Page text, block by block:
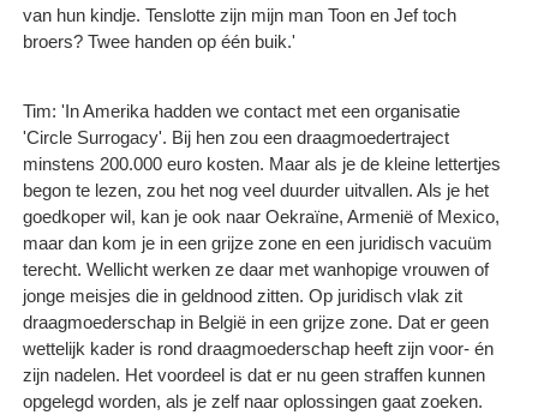
van hun kindje. Tenslotte zijn mijn man Toon en Jef toch
broers? Twee handen op één buik.'
Tim: 'In Amerika hadden we contact met een organisatie
'Circle Surrogacy'. Bij hen zou een draagmoedertraject
minstens 200.000 euro kosten. Maar als je de kleine lettertjes
begon te lezen, zou het nog veel duurder uitvallen. Als je het
goedkoper wil, kan je ook naar Oekraïne, Armenië of Mexico,
maar dan kom je in een grijze zone en een juridisch vacuüm
terecht. Wellicht werken ze daar met wanhopige vrouwen of
jonge meisjes die in geldnood zitten. Op juridisch vlak zit
draagmoederschap in België in een grijze zone. Dat er geen
wettelijk kader is rond draagmoederschap heeft zijn voor- én
zijn nadelen. Het voordeel is dat er nu geen straffen kunnen
opgelegd worden, als je zelf naar oplossingen gaat zoeken.